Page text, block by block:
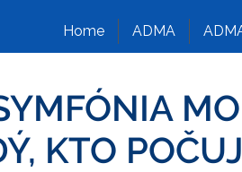
Home ADMA
KTO